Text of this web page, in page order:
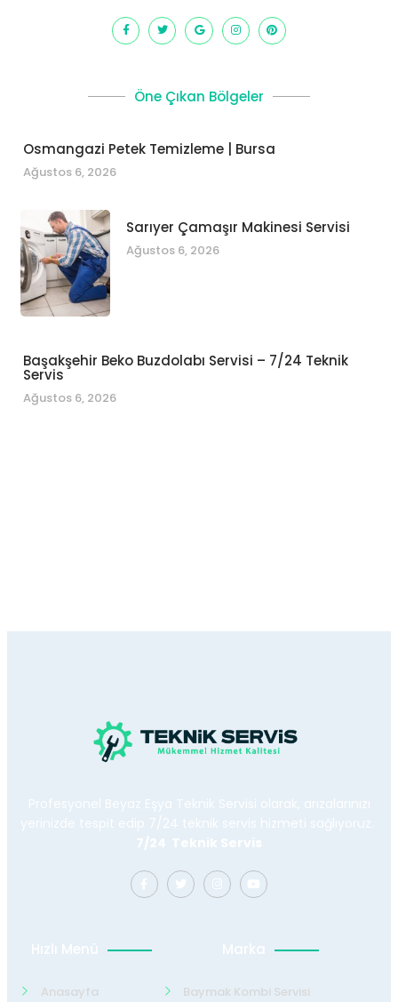
Öne Çıkan Bölgeler
Osmangazi Petek Temizleme | Bursa
Ağustos 6, 2026
Sarıyer Çamaşır Makinesi Servisi
Ağustos 6, 2026
Başakşehir Beko Buzdolabı Servisi – 7/24 Teknik
Servis
Ağustos 6, 2026
Profesyonel Beyaz Eşya Teknik Servisi olarak, arızalarınızı
yerinizde tespit edip 7/24 teknik servis hizmeti sağlıyoruz.
7/24 Teknik Servis
Hızlı Menü
Anasayfa
Marka
Baymak Kombi Servisi